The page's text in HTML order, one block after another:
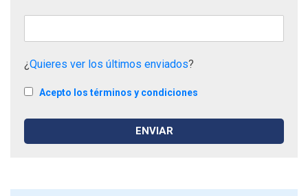
¿Quieres ver los últimos enviados?
Acepto los términos y condiciones